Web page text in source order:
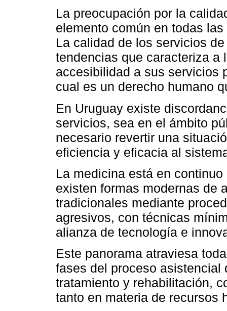
La preocupación por la
elemento común en todas
La calidad de los servicios
tendencias que caracteriza
accesibilidad a sus servicios
cual es un derecho humano
En Uruguay existe
servicios, sea en el ámbito
necesario revertir una
eficiencia y eficacia al
La medicina está en
existen formas modernas de
tradicionales mediante
agresivos, con técnicas
alianza de tecnología e
Este panorama atraviesa
fases del proceso asistencial
tratamiento y rehabilitación,
tanto en materia de recursos